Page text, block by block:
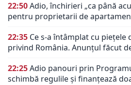
22:50Adio, închirieri „ca până
pentru proprietarii de
22:35 Ce s-a întâmplat cu piețele
privind România. Anunțul făcut
22:25Adio panouri prin
schimbă regulile și finanțează